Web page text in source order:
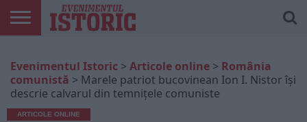
ONLINE
EDIȚII
TIPĂRITE
ISTORIC
PLAY
CONTUL
MEU
Evenimentul Istoric > Articole online > România
comunistă > Marele patriot bucovinean Ion I. Nistor își
descrie calvarul din temnițele comuniste
ARTICOLE ONLINE